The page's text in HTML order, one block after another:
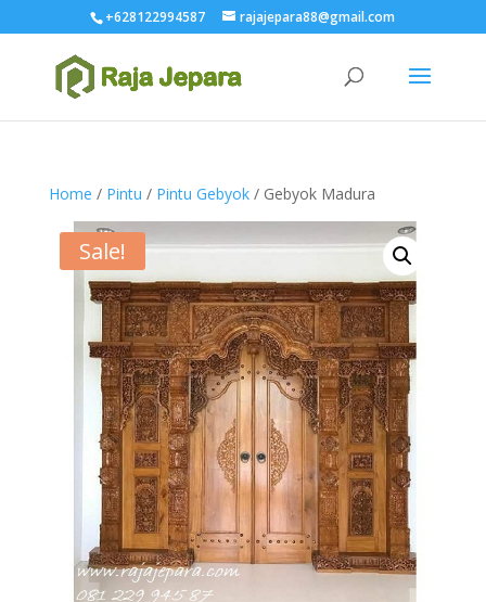
+628122994587 rajajepara88@gmail.com
Home / Pintu / Pintu Gebyok/ Gebyok Madura
Sale!